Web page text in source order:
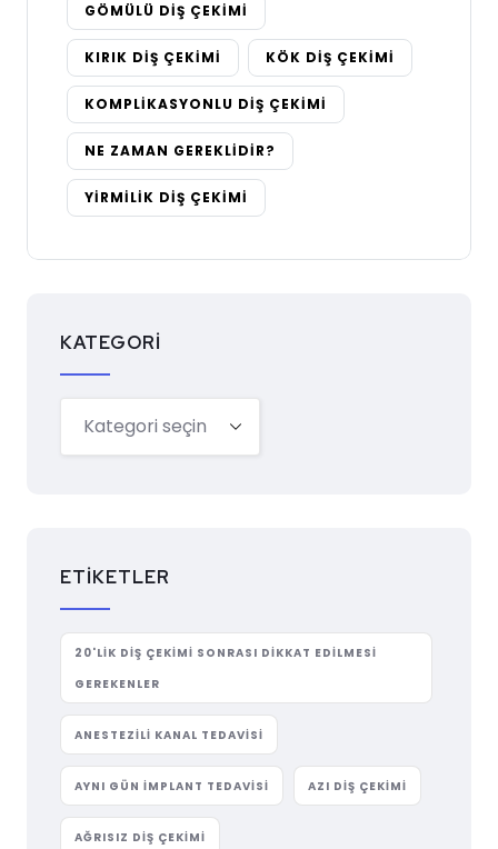
GÖMÜLÜ DIŞ ÇEKIMI
KIRIK DIŞ ÇEKIMI KÖK DIŞ ÇEKIMI
KOMPLIKASYONLU DIŞ ÇEKIMI
NE ZAMAN GEREKLIDIR?
YIRMILIK DIŞ ÇEKIMI
KATEGORI
ETIKETLER
20'LIK DIŞ ÇEKIMI SONRASI DIKKAT EDILMESI
GEREKENLER
ANESTEZILI KANAL TEDAVISI
AYNI GÜN IMPLANT TEDAVISI AZI DIŞ ÇEKIMI
AĞRISIZ DIŞ ÇEKIMI